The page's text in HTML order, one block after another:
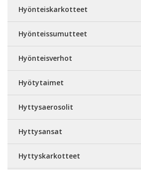
Hyönteiskarkotteet
Hyönteissumutteet
Hyönteisverhot
Hyötytaimet
Hyttysaerosolit
Hyttysansat
Hyttyskarkotteet